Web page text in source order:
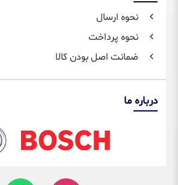
نحوه ارسال
نحوه پرداخت
ضمانت اصل بودن کالا
درباره ما